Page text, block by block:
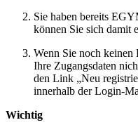
Sie haben bereits
können Sie sich damit
Wenn Sie noch
Ihre Zugangsdaten
den Link „Neu
innerhalb der Login-
Wichtig